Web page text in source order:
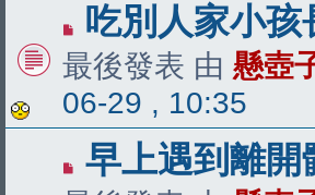
吃別人家小孩
最後發表 由 懸壺
06-29 , 10:35
早上遇到離開